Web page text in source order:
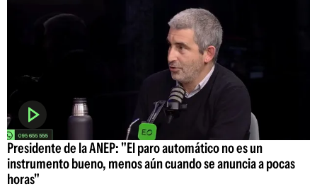
Presidente de la ANEP: "El paro automático no es un
instrumento bueno, menos aún cuando se anuncia a pocas
horas"